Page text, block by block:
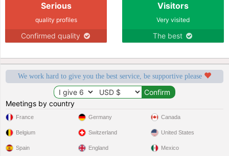
Serious
quality profiles
Confirmed quality
Visitors
Very visited
The best
We work hard to give you the best service, be supportive please
Meetings by country
France
Belgium
Spain
Germany
Switzerland
England
Canada
United States
Mexico